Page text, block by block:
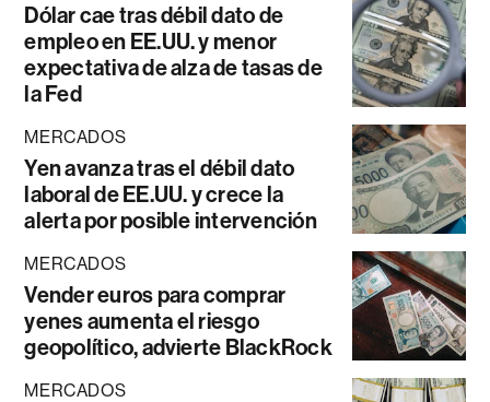
Dólar cae tras débil dato de
empleo en EE.UU. y menor
expectativa de alza de tasas de
la Fed
MERCADOS
Yen avanza tras el débil dato
laboral de EE.UU. y crece la
alerta por posible intervención
MERCADOS
Vender euros para comprar
yenes aumenta el riesgo
geopolítico, advierte BlackRock
MERCADOS